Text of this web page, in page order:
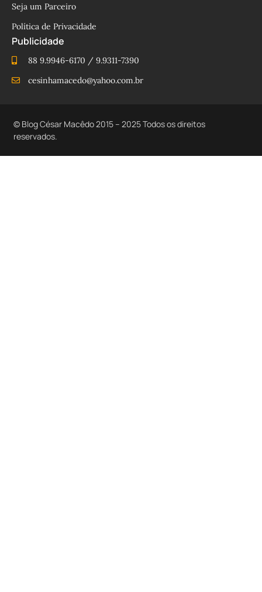
Seja um Parceiro
Política de Privacidade
Publicidade
88 9.9946-6170 / 9.9311-7390
cesinhamacedo@yahoo.com.br
© Blog César Macêdo 2015 – 2025 Todos os direitos
reservados.